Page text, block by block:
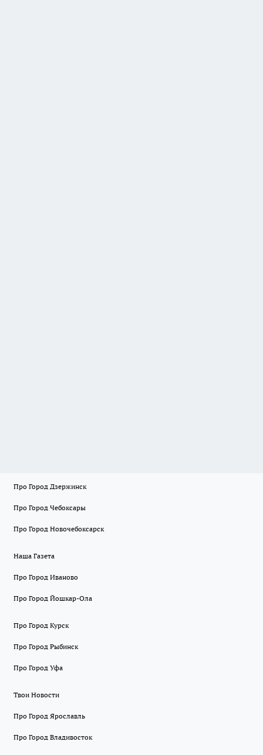
Про Город Дзержинск
Про Город Чебоксары
Про Город Новочебоксарск
Наша Газета
Про Город Иваново
Про Город Йошкар-Ола
Про Город Курск
Про Город Рыбинск
Про Город Уфа
Твои Новости
Про Город Ярославль
Про Город Владивосток